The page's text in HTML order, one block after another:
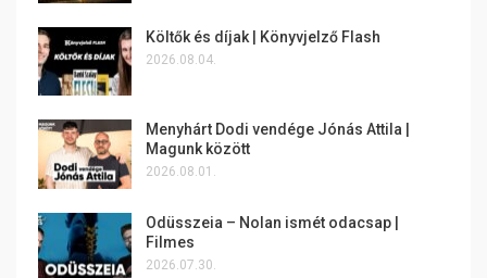
Költők és díjak | Könyvjelző Flash
2026.08.04.
Menyhárt Dodi vendége Jónás Attila |
Magunk között
2026.08.01.
Odüsszeia – Nolan ismét odacsap |
Filmes
2026.07.30.